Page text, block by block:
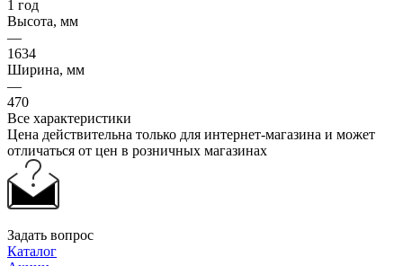
1 год
Высота, мм
—
1634
Ширина, мм
—
470
Все характеристики
Цена действительна только для интернет-магазина и может
отличаться от цен в розничных магазинах
Задать вопрос
Каталог